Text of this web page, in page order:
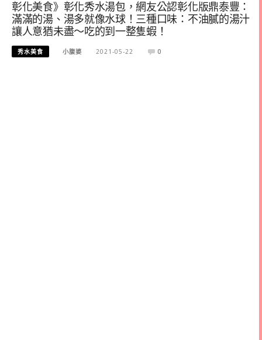
彰化美食》彰化秀水湯包，網友公認彰化版鼎泰豐：
滿滿的湯、湯多就像水球！三種口味：不油膩的湯汁
讓人意猶未盡～吃的到一整隻蝦！
秀水美食 小腹婆 2021-05-22 0